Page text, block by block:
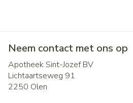
Neem contact met ons op
Apotheek Sint-Jozef BV
Lichtaartseweg 91
2250 Olen